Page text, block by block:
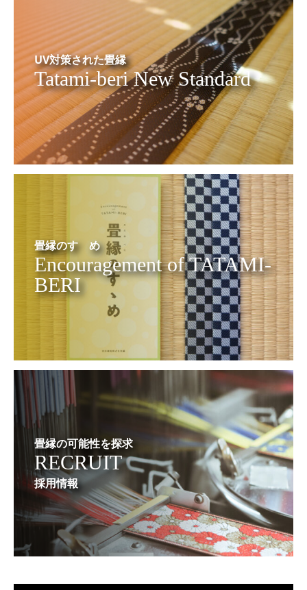
UV対策された畳縁
Tatami-beri New Standard
畳縁のすゝめ
Encouragement of TATAMI-
BERI
畳縁の可能性を探求
RECRUIT
採用情報